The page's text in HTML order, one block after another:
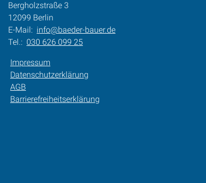
Bergholzstraße 3
12099 Berlin
E-Mail: info@baeder-bauer.de
Tel.: 030 626 099 25
Impressum
Datenschutzerklärung
AGB
Barrierefreiheitserklärung